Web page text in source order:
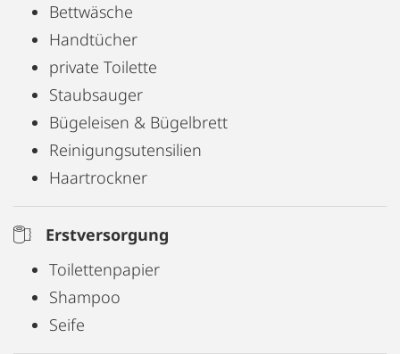
Bettwäsche
Handtücher
private Toilette
Staubsauger
Bügeleisen & Bügelbrett
Reinigungsutensilien
Haartrockner
Erstversorgung
Toilettenpapier
Shampoo
Seife